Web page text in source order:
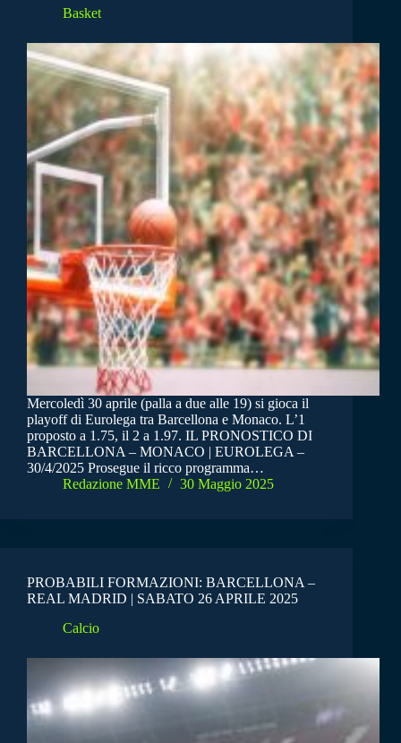
Basket
Mercoledì 30 aprile (palla a due alle 19) si gioca il
playoff di Eurolega tra Barcellona e Monaco. L’1
proposto a 1.75, il 2 a 1.97. IL PRONOSTICO DI
BARCELLONA – MONACO | EUROLEGA –
30/4/2025 Prosegue il ricco programma…
Redazione MME
30 Maggio 2025
PROBABILI FORMAZIONI: BARCELLONA –
REAL MADRID | SABATO 26 APRILE 2025
Calcio